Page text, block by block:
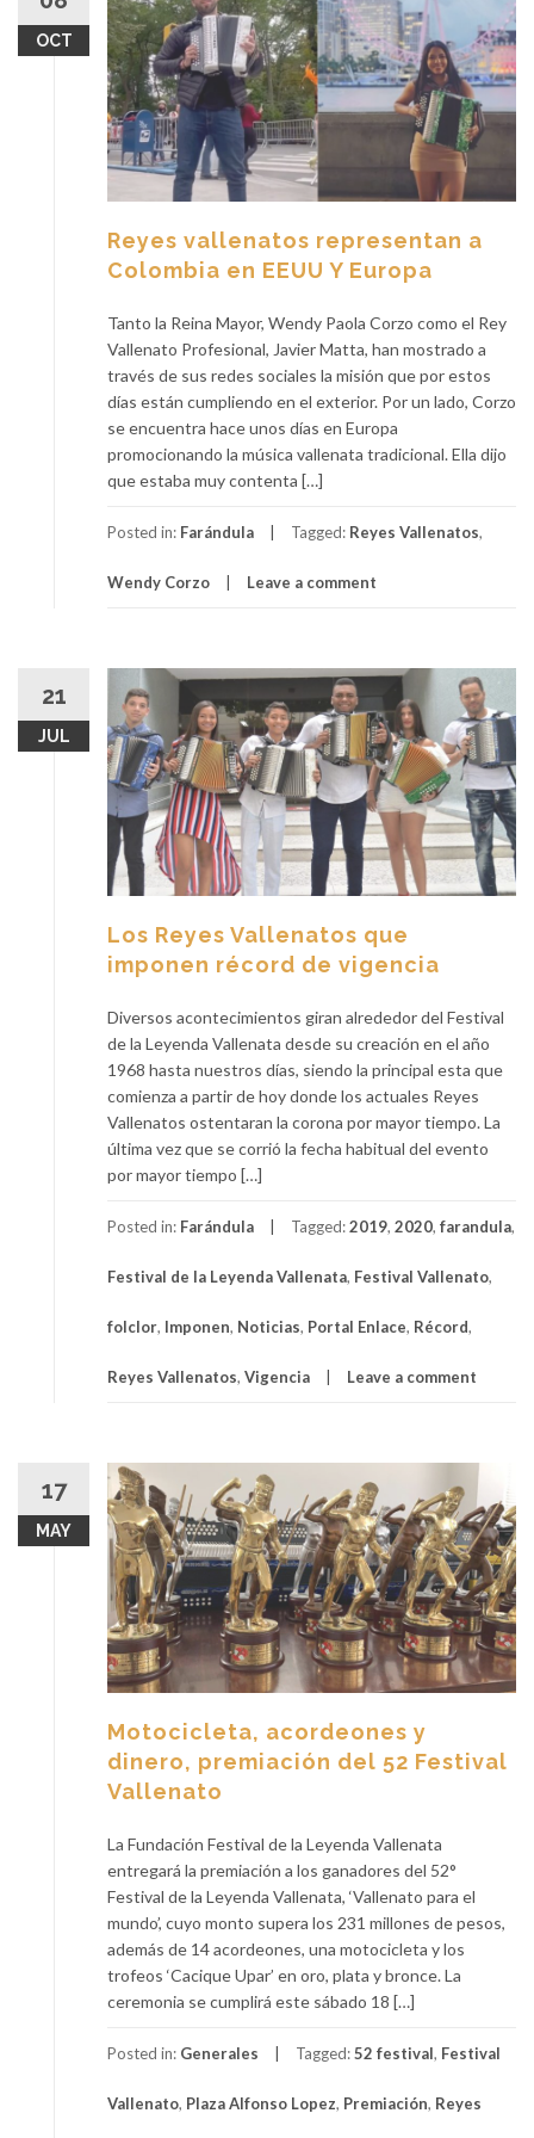
OCT
Reyes vallenatos representan a
Colombia en EEUU Y Europa
Tanto la Reina Mayor, Wendy Paola Corzo como el Rey
Vallenato Profesional, Javier Matta, han mostrado a
través de sus redes sociales la misión que por estos
días están cumpliendo en el exterior. Por un lado, Corzo
se encuentra hace unos días en Europa
promocionando la música vallenata tradicional. Ella dijo
que estaba muy contenta […]
Posted in: Farándula Tagged: Reyes Vallenatos,
Wendy Corzo Leave a comment
21
JUL
Los Reyes Vallenatos que
imponen récord de vigencia
Diversos acontecimientos giran alrededor del Festival
de la Leyenda Vallenata desde su creación en el año
1968 hasta nuestros días, siendo la principal esta que
comienza a partir de hoy donde los actuales Reyes
Vallenatos ostentaran la corona por mayor tiempo. La
última vez que se corrió la fecha habitual del evento
por mayor tiempo […]
Posted in: Farándula Tagged:2019, 2020, farandula,
Festival de la Leyenda Vallenata, Festival Vallenato,
folclor, Imponen, Noticias, Portal Enlace, Récord,
Reyes Vallenatos, Vigencia Leave a comment
17
MAY
Motocicleta, acordeones y
dinero, premiación del 52 Festival
Vallenato
La Fundación Festival de la Leyenda Vallenata
entregará la premiación a los ganadores del 52°
Festival de la Leyenda Vallenata, ‘Vallenato para el
mundo’, cuyo monto supera los 231 millones de pesos,
además de 14 acordeones, una motocicleta y los
trofeos ‘Cacique Upar’ en oro, plata y bronce. La
ceremonia se cumplirá este sábado 18 […]
Posted in: Generales Tagged:52 festival, Festival
Vallenato, Plaza Alfonso Lopez, Premiación, Reyes